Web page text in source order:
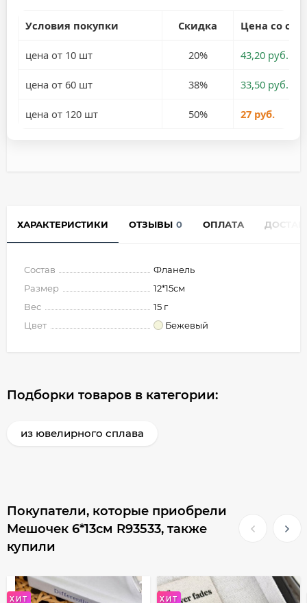
Условия покупки Скидка Цена со
цена от 10 шт 20% 43,20 руб.
цена от 60 шт 38% 33,50 руб.
цена от 120 шт 50% 27 руб.
ХАРАКТЕРИСТИКИ ОТЗЫВЫ 0 ОПЛАТА
Состав
Фланель
Размер
12*15см
Вес
15 г
Цвет
Бежевый
Подборки товаров в категории:
из ювелирного сплава
Покупатели, которые приобрели
Мешочек 6*13см R93533, также
купили
ХИТ ХИТ